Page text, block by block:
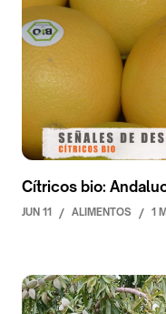
Cítricos bio:
JUN 11 / ALIMENTOS / 1